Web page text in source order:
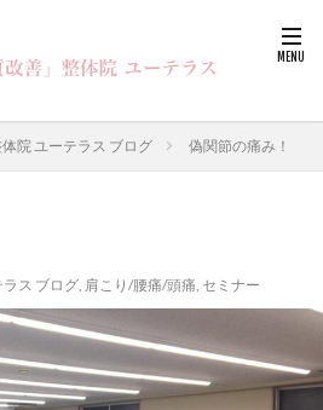
体院 ユーテラス ブログ 偽関節の痛み！
ラス ブログ, 肩こり/腰痛/頭痛, セミナー